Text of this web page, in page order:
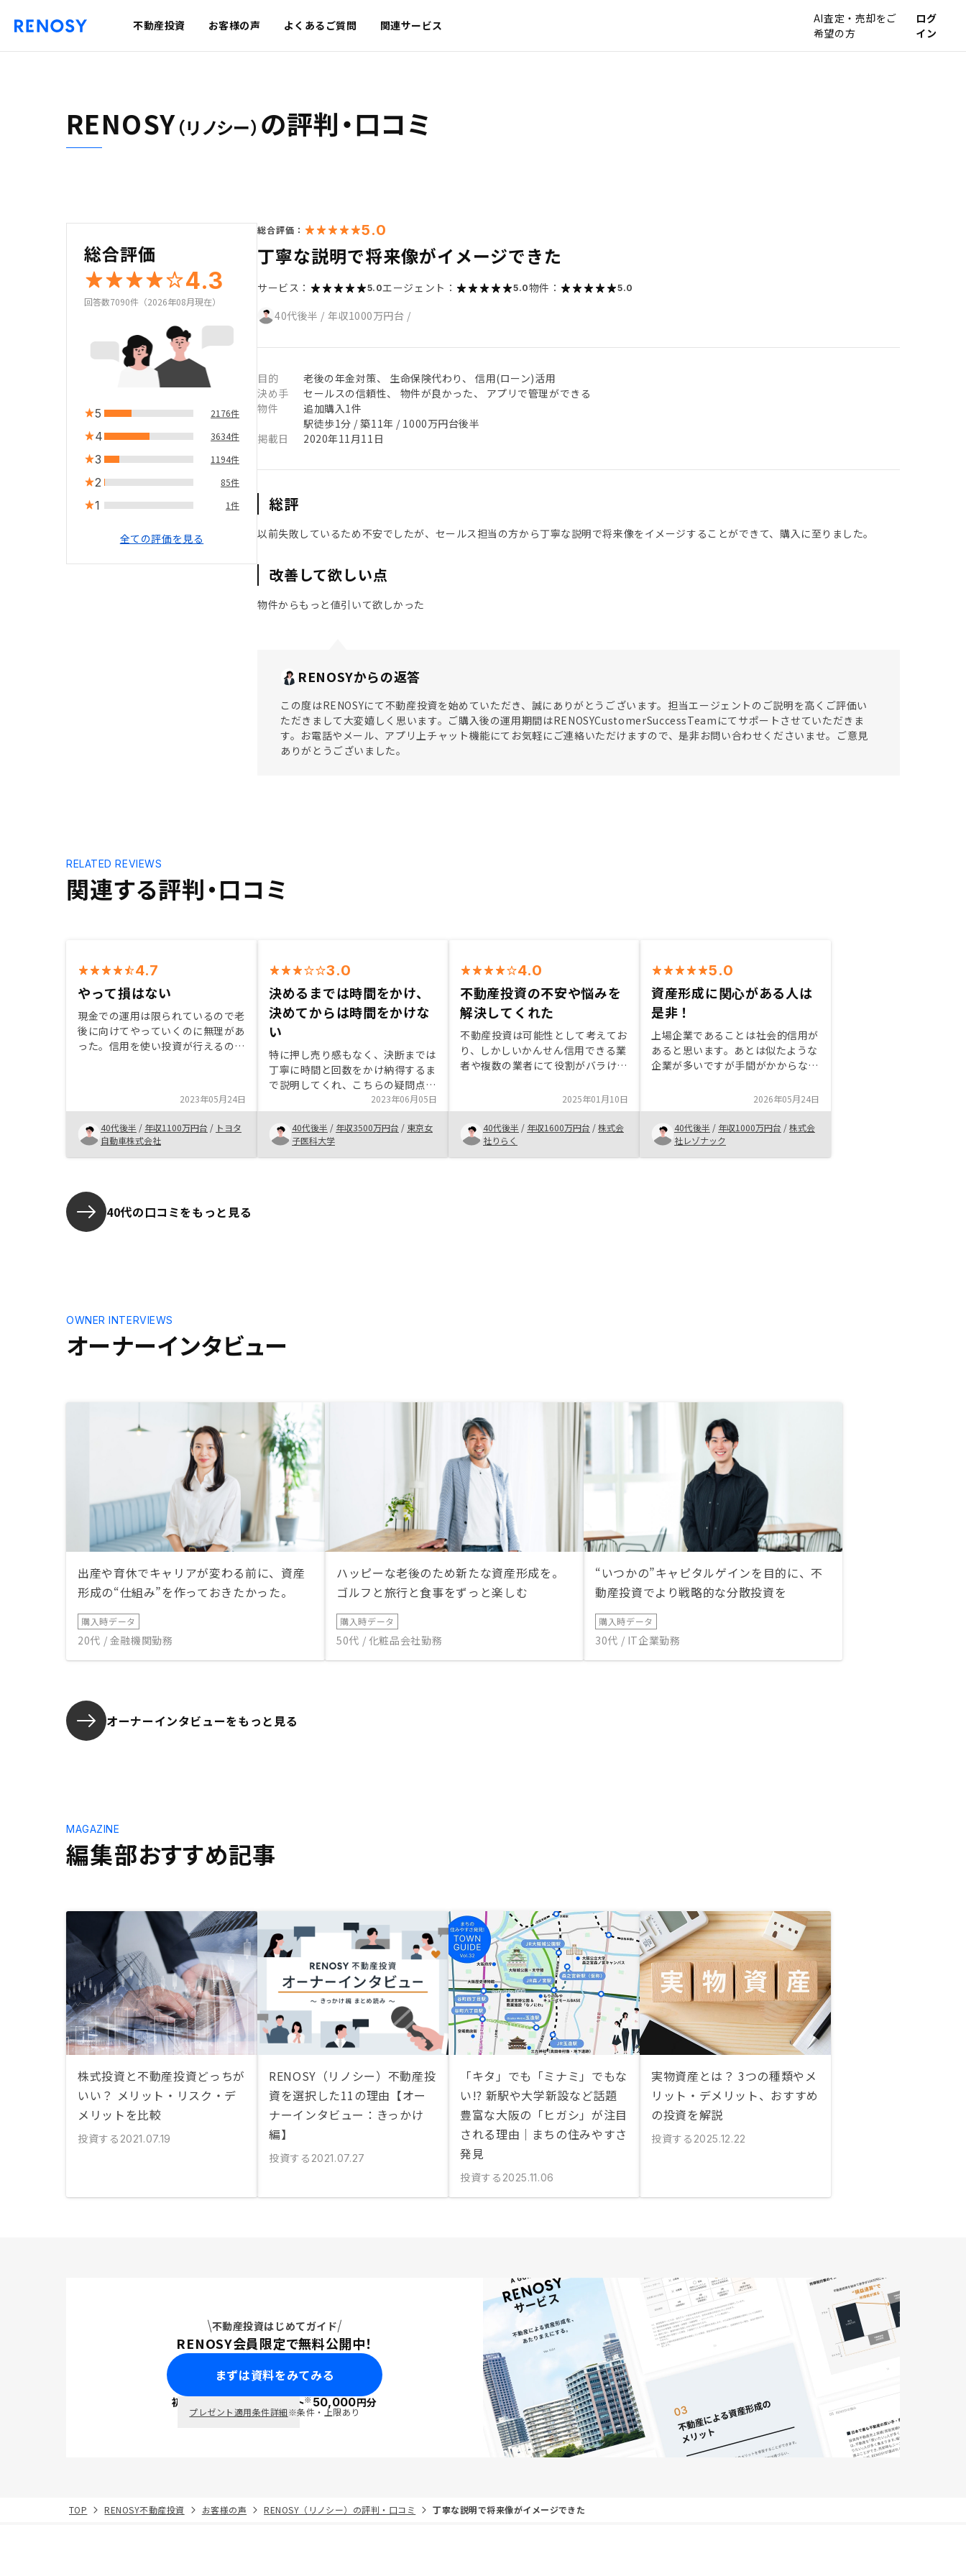
不動産投資 お客様の声 よくあるご質問 関連サービス
AI査定・売却をご
希望の方
ログ
イン
RENOSY（リノシー） の評判・口コミ
総合評価
4.3
回答数7090件（2026年08月現在）
5 2176件
4 3634件
3 1194件
2 85件
1 1件
全ての評価を見る
総合評価： 5.0
丁寧な説明で将来像がイメージできた
サービス： 5.0エージェント： 5.0物件： 5.0
40代後半 / 年収1000万円台 /
目的
老後の年金対策、 生命保険代わり、 信用(ローン)活用
決め手
セールスの信頼性、 物件が良かった、 アプリで管理ができる
物件
追加購入1件
駅徒歩1分 / 築11年 / 1000万円台後半
掲載日
2020年11月11日
総評
以前失敗しているため不安でしたが、セールス担当の方から丁寧な説明で将来像をイメージすることができて、購入に至りました。
改善して欲しい点
物件からもっと値引いて欲しかった
RENOSYからの返答
この度はRENOSYにて不動産投資を始めていただき、誠にありがとうございます。担当エージェントのご説明を高くご評価い
ただきまして大変嬉しく思います。ご購入後の運用期間はRENOSYCustomerSuccessTeamにてサポートさせていただきま
す。お電話やメール、アプリ上チャット機能にてお気軽にご連絡いただけますので、是非お問い合わせくださいませ。ご意見
ありがとうございました。
関連する評判・口コミ
RELATED REVIEWS
4.7
やって損はない
現金での運用は限られているので老
後に向けてやっていくのに無理があ
った。信用を使い投資が行えるのが
は実店舗が近くにあり親身に背中を
押してくれたのが決め手となりまし
た。購入前に現地確認が出来るサー
2023年05月24日
40代後半 / 年収1100万円台 / トヨタ
自動車株式会社
3.0
決めるまでは時間をかけ、
決めてからは時間をかけな
い
特に押し売り感もなく、決断までは
丁寧に時間と回数をかけ納得するま
で説明してくれ、こちらの疑問点に
も十分な回答をしてくれた。決断し
てからは、すごくスムーズに進めて
くれた。リスク分散のため、他社と
同時期に購入することにしたが、他
社とも進んで連携をとってうまいこ
2023年06月05日
40代後半 / 年収3500万円台 / 東京女
子医科大学
4.0
不動産投資の不安や悩みを
解決してくれた
不動産投資は可能性として考えてお
り、しかしいかんせん信用できる業
者や複数の業者にて役割がバラけて
は、友人からの紹介ということもあ
ったが、その辺の不安を払拭する仕
組みであったことと、リスクが許容
範囲であったので安心、納得して進
2025年01月10日
40代後半 / 年収1600万円台 /株式会
社りらく
5.0
資産形成に関心がある人は
是非！
上場企業であることは社会的信用が
あると思います。あとは似たような
企業が多いですが手間がかからない
高いと思います。私は節税効果を狙
って関心を持ち始めましたが他の金
融商品にはない資産形成力があるこ
とに気づいたのでローンを組める人
はラッキーだと思います。資産形成
2026年05月24日
40代後半 / 年収1000万円台 /株式会
社レゾナック
40代の口コミをもっと見る
オーナーインタビュー
OWNER INTERVIEWS
出産や育休でキャリアが変わる前に、資産
形成の“仕組み”を作っておきたかった。
購入時データ
20代 / 金融機関勤務
ハッピーな老後のため新たな資産形成を。
ゴルフと旅行と食事をずっと楽しむ
購入時データ
50代 / 化粧品会社勤務
“いつかの”キャピタルゲインを目的に、不
動産投資でより戦略的な分散投資を
購入時データ
30代 / IT企業勤務
オーナーインタビューをもっと見る
編集部おすすめ記事
MAGAZINE
株式投資と不動産投資どっちが
いい？ メリット・リスク・デ
メリットを比較
投資する 2021.07.19
RENOSY（リノシー）不動産投
資を選択した11の理由【オー
ナーインタビュー：きっかけ
編】
投資する 2021.07.27
「キタ」でも「ミナミ」でもな
い!? 新駅や大学新設など話題
豊富な大阪の「ヒガシ」が注目
される理由｜まちの住みやすさ
発見
投資する 2025.11.06
実物資産とは？ 3つの種類やメ
リット・デメリット、おすすめ
の投資を解説
投資する 2025.12.22
不動産投資はじめてガイド
RENOSY会員限定で無料公開中！
まずは資料をみてみる
初回面談で ポイント※50,000円分
プレゼント適用条件詳細※条件・上限あり
TOP RENOSY不動産投資 お客様の声 RENOSY（リノシー）の評判・口コミ 丁寧な説明で将来像がイメージできた